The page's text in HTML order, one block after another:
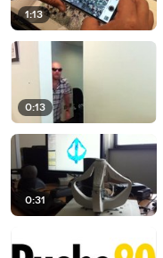
1:13
0:13
0:31